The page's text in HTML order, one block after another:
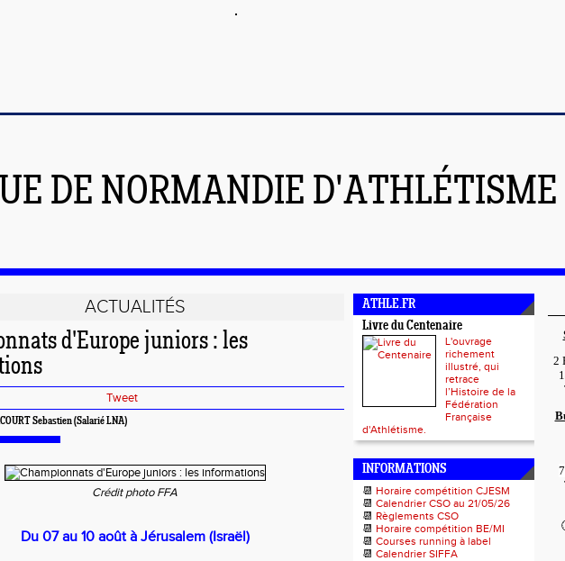
DE NORMANDIE D'ATHLÉTISME
ACTUALITÉS
d'Europe juniors : les
Tweet
Sebastien (Salarié LNA)
Crédit photo FFA
Du 07 au 10 août à Jérusalem (Israël)
ATHLE.FR
Livre du Centenaire
L'ouvrage
richement
illustré, qui
retrace
l’Histoire de la
Fédération
Française
d'Athlétisme.
INFORMATIONS
📆 Horaire compétition CJESM
📆 Calendrier CSO au 21/05/26
📆 Règlements CSO
📆 Horaire compétition BE/MI
📆 Courses running à label
📆 Calendrier SIFFA
2